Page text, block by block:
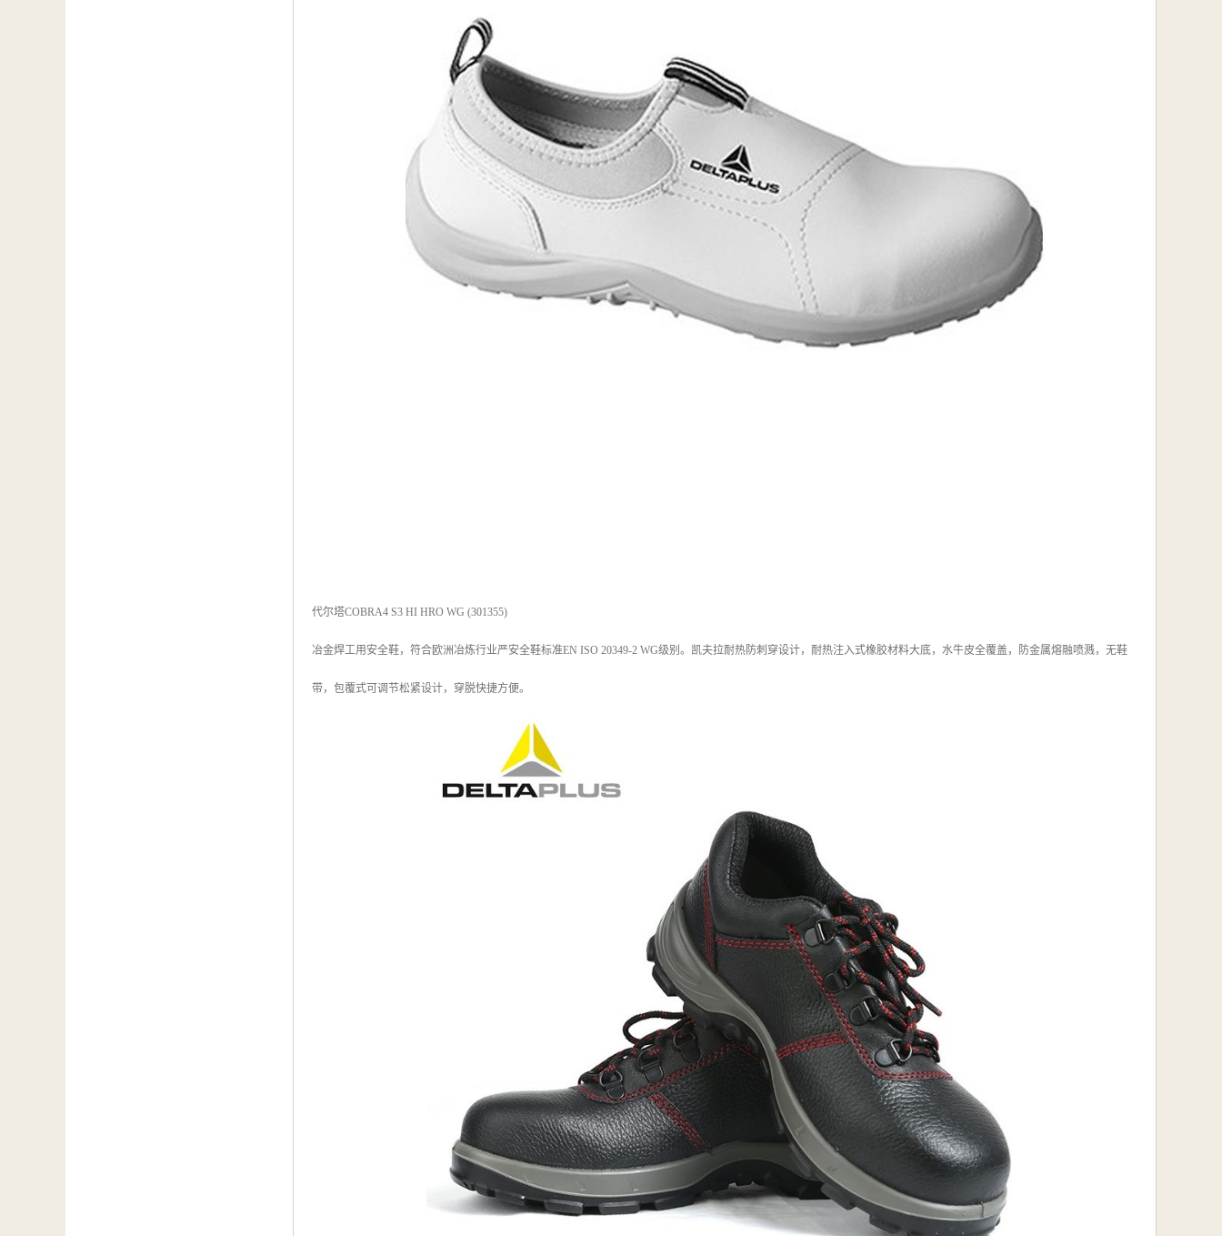
代尔塔COBRA4 S3 HI HRO WG (301355)
冶金焊工用安全鞋，符合欧洲冶炼行业严安全鞋标准EN ISO 20349-2 WG级别。凯夫拉耐热防刺穿设计，耐热注入式橡胶材料大底，水牛皮全覆盖，防金属熔融喷溅，无鞋
带，包覆式可调节松紧设计，穿脱快捷方便。